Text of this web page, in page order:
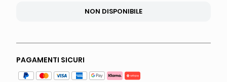
NON DISPONIBILE
PAGAMENTI SICURI